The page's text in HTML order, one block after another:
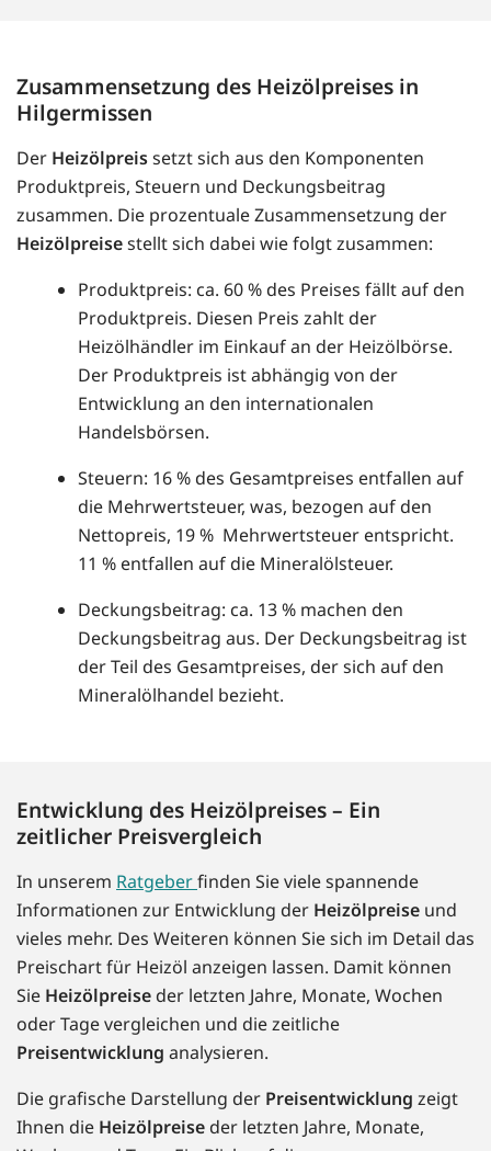
Zusammensetzung des Heizölpreises in
Hilgermissen
Der Heizölpreissetzt sich aus den Komponenten
Produktpreis, Steuern und Deckungsbeitrag
zusammen. Die prozentuale Zusammensetzung der
Heizölpreisestellt sich dabei wie folgt zusammen:
Produktpreis: ca. 60 % des Preises fällt auf den
Produktpreis. Diesen Preis zahlt der
Heizölhändler im Einkauf an der Heizölbörse.
Der Produktpreis ist abhängig von der
Entwicklung an den internationalen
Handelsbörsen.
Steuern: 16 % des Gesamtpreises entfallen auf
die Mehrwertsteuer, was, bezogen auf den
Nettopreis, 19 % Mehrwertsteuer entspricht.
11 % entfallen auf die Mineralölsteuer.
Deckungsbeitrag: ca. 13 % machen den
Deckungsbeitrag aus. Der Deckungsbeitrag ist
der Teil des Gesamtpreises, der sich auf den
Mineralölhandel bezieht.
Entwicklung des Heizölpreises – Ein
zeitlicher Preisvergleich
In unserem Ratgeberfinden Sie viele spannende
Informationen zur Entwicklung der Heizölpreise und
vieles mehr. Des Weiteren können Sie sich im Detail das
Preischart für Heizöl anzeigen lassen. Damit können
Sie Heizölpreise der letzten Jahre, Monate, Wochen
oder Tage vergleichen und die zeitliche
Preisentwicklung analysieren.
Die grafische Darstellung der Preisentwicklung zeigt
Ihnen die Heizölpreise der letzten Jahre, Monate,